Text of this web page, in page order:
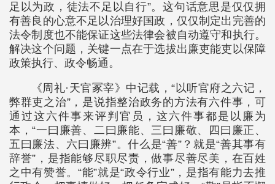
足以为政，徒法不足以自行”。这句话意思是仅仅拥
有善良的心意不足以治理好国政，仅仅制定出完善的
法令制度也不能保证这些法律会被自动遵守和执行。
解决这个问题，关键一点在于选拔出廉吏能吏以保障
政策执行、政令畅通。
《周礼·天官冢宰》中记载，“以听官府之六记，
弊群吏之治”，是说指整治政务的方法有六件事，可
通过这六件事来评判官员，这六件事都是以廉为
本，“一曰廉善、二曰廉能、三曰廉敬、四曰廉正、
五曰廉法、六曰廉辨”。什么是“善”？就是“善其事有
辞誉”，是指能够尽职尽责，做事尽善尽美，在百姓
之中有赞誉。“能”就是“政令行业”，是指有能力去推